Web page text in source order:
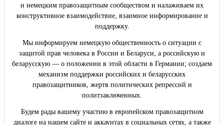
и немецким правозащитным сообществом и налаживаем их
конструктивное взаимодействие, взаимное информирование и
поддержку.
Мы информируем немецкую общественность о ситуации с
защитой прав человека в России и Беларуси, а российскую и
беларусскую — о положении в этой области в Германии; создаем
механизм поддержки российских и беларусских
правозащитников, жертв политических репрессий и
политзаключенных.
Будем рады вашему участию в европейском правозащитном
диалоге на нашем сайте и аккаунтах в социальных сетях, а также